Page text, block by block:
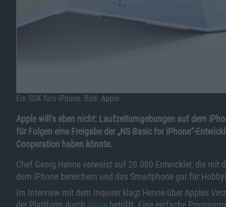
Ein SDK fürs iPhone, Bild: Apple
Apple will‘s eben nicht: Laufzeitumgebungen auf dem
für Folgen eine Freigabe der „NS Basic for iPhone“-
Cooperation haben könnte.
Chef Georg Henne verweist auf 20.000 Entwickler, die
dem iPhone bereichern und das Smartphone gar für
Im Interview mit dem Inquirer klagt Henne über Apples
der Plattform durch Apple betrifft. Eine einfache